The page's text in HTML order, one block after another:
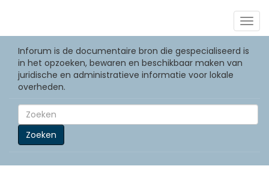
Inforum is de documentaire bron die gespecialiseerd is
in het opzoeken, bewaren en beschikbaar maken van
juridische en administratieve informatie voor lokale
overheden.
Zoeken